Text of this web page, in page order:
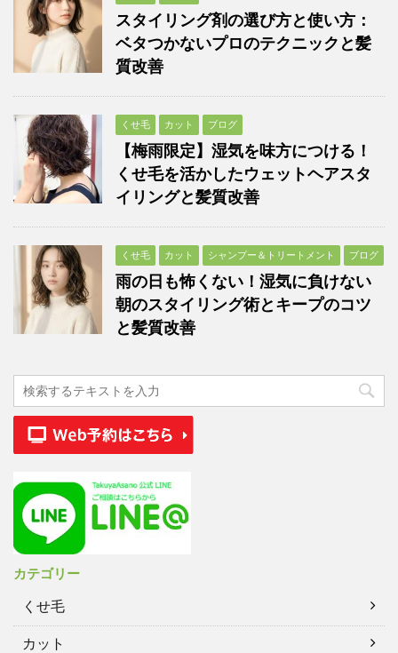
スタイリング剤の選び方と使い方：
ベタつかないプロのテクニックと髪
質改善
くせ毛 カット ブログ
【梅雨限定】湿気を味方につける！
くせ毛を活かしたウェットヘアスタ
イリングと髪質改善
くせ毛 カット シャンプー＆トリートメント ブログ
雨の日も怖くない！湿気に負けない
朝のスタイリング術とキープのコツ
と髪質改善
カテゴリー
くせ毛
カット